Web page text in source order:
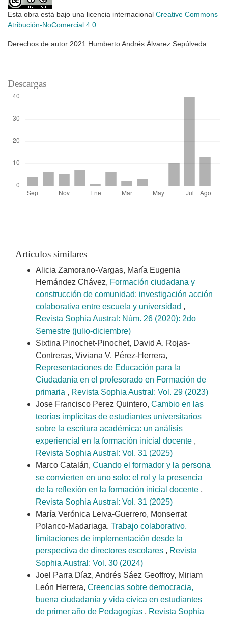
Esta obra está bajo una licencia internacional Creative Commons
Atribución-NoComercial 4.0.
Derechos de autor 2021 Humberto Andrés Álvarez Sepúlveda
Descargas
Artículos similares
Alicia Zamorano-Vargas, María Eugenia
Hernández Chávez, Formación ciudadana y
construcción de comunidad: investigación acción
colaborativa entre escuela y universidad ,
Revista Sophia Austral: Núm. 26 (2020): 2do
Semestre (julio-diciembre)
Sixtina Pinochet-Pinochet, David A. Rojas-
Contreras, Viviana V. Pérez-Herrera,
Representaciones de Educación para la
Ciudadanía en el profesorado en Formación de
primaria , Revista Sophia Austral: Vol. 29 (2023)
Jose Francisco Perez Quintero, Cambio en las
teorías implícitas de estudiantes universitarios
sobre la escritura académica: un análisis
experiencial en la formación inicial docente ,
Revista Sophia Austral: Vol. 31 (2025)
Marco Catalán, Cuando el formador y la persona
se convierten en uno solo: el rol y la presencia
de la reflexión en la formación inicial docente ,
Revista Sophia Austral: Vol. 31 (2025)
María Verónica Leiva-Guerrero, Monserrat
Polanco-Madariaga, Trabajo colaborativo,
limitaciones de implementación desde la
perspectiva de directores escolares , Revista
Sophia Austral: Vol. 30 (2024)
Joel Parra Díaz, Andrés Sáez Geoffroy, Miriam
León Herrera, Creencias sobre democracia,
buena ciudadanía y vida cívica en estudiantes
de primer año de Pedagogías , Revista Sophia